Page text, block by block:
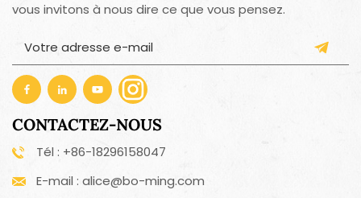
vous invitons à nous dire ce que vous pensez.
CONTACTEZ-NOUS
Tél : +86-18296158047
E-mail : alice@bo-ming.com